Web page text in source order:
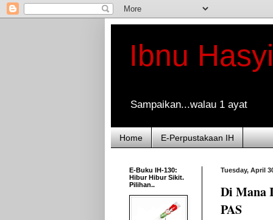
Ibnu
Sampaikan...walau 1 ayat
Home E-Perpustakaan IH
Tuesday, April
Di Mana
PAS
E-Buku IH-130:
Hibur Hibur Sikit.
Pilihan..